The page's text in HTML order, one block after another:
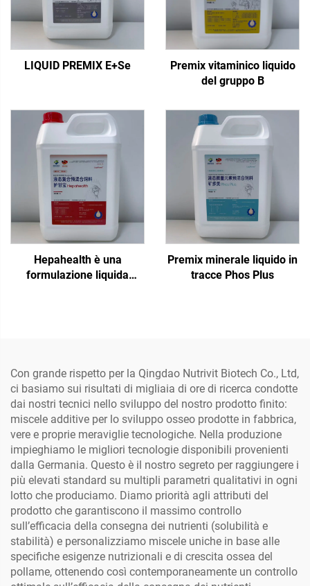
LIQUID PREMIX E+Se
Premix vitaminico liquido
del gruppo B
Hepahealth è una
formulazione liquida
abbeveraggio. Il prodotto
è raccomandato in periodi
di stress, per la sindrome
dell'epatopatia grassa,
epatite, disfunzioni
epatoreneali ecc.
Premix minerale liquido in
tracce Phos Plus
Con grande rispetto per la Qingdao Nutrivit Biotech Co., Ltd,
ci basiamo sui risultati di migliaia di ore di ricerca condotte
dai nostri tecnici nello sviluppo del nostro prodotto finito:
miscele additive per lo sviluppo osseo prodotte in fabbrica,
vere e proprie meraviglie tecnologiche. Nella produzione
impieghiamo le migliori tecnologie disponibili provenienti
dalla Germania. Questo è il nostro segreto per raggiungere i
più elevati standard su multipli parametri qualitativi in ogni
lotto che produciamo. Diamo priorità agli attributi del
prodotto che garantiscono il massimo controllo
sull’efficacia della consegna dei nutrienti (solubilità e
stabilità) e personalizziamo miscele uniche in base alle
specifiche esigenze nutrizionali e di crescita ossea del
pollame, ottenendo così contemporaneamente un controllo